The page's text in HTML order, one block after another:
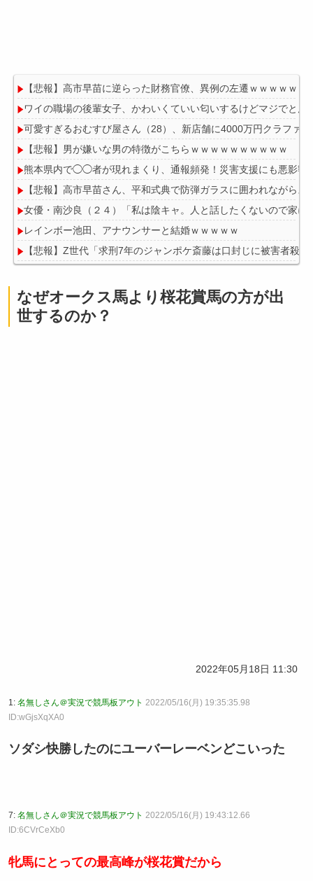
【悲報】高市早苗に逆らった財務官僚、異例の左遷ｗｗｗｗｗｗ
ワイの職場の後輩女子、かわいくていい匂いするけどマジでとん
可愛すぎるおむすび屋さん（28）、新店舗に4000万円クラファ
【悲報】男が嫌いな男の特徴がこちらｗｗｗｗｗｗｗｗｗｗ
熊本県内で◯◯者が現れまくり、通報頻発！災害支援にも悪影響
【悲報】高市早苗さん、平和式典で防弾ガラスに囲われながらス
女優・南沙良（２４）「私は陰キャ。人と話したくないので家
レインボー池田、アナウンサーと結婚ｗｗｗｗｗ
【悲報】Z世代「求刑7年のジャンポケ斎藤は口封じに被害者殺
なぜオークス馬より桜花賞馬の方が出
世するのか？
2022年05月18日 11:30
1: 名無しさん＠実況で競馬板アウト 2022/05/16(月) 19:35:35.98
ID:wGjsXqXA0
ソダシ快勝したのにユーバーレーベンどこいった
7: 名無しさん＠実況で競馬板アウト 2022/05/16(月) 19:43:12.66
ID:6CVrCeXb0
牝馬にとっての最高峰が桜花賞だから